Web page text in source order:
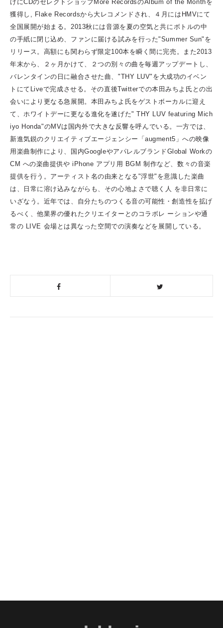
けにCDのセレクトショップMore RecordsのAlbum of the Monthを
獲得し , Flake Recordsから大レコメンドされ、４月には HMVにて
全国展開が始まる。2013秋には音源を夏の空気と共にボトルの中
の手紙に閉じ込め、ファンに届ける試みを行った"Summer Sun" を
リリース。高額にも関わらず限定100本を瞬く間に完売。 また2013
年末から、２ヶ月かけて、２つの別々の曲を毎週アップデートし、
バレンタインの日に融合させた曲、 "THY LUV" を大成功のイベン
トにて Liveで完成させる。その直後Twitterでの本田みちよ氏との出
会いにより更なる急展開。本田みちよ氏をゲストボーカルに迎え
て、ホワイトデーに更なる進化を遂げた" THY LUV featuring Mich
iyo Honda"のMVは国内外で大きな反響を呼んでいる。 一方では、
新進気鋭のクリエイティブエージェンシー「augment5 」への映像
用楽曲制作により、国内GoogleやアパレルブランドGlobal Workの
CM への楽曲提供や iPhone アプリ用 BGM制作など、数々の音楽
提供を行う。 アーティスト名の由来となる"浮世" を意識した楽曲
は、日常に溶け込みながらも、その心地よさで聴く人 を非日常に
いざなう。 近年では、自分たちのつくる音の可能性・創造性を拡げ
るべく、他業界の優れたクリエイターとのコラボレ ーションや通
常の LIVE 会場とは異なった空間での演奏などを展開している。